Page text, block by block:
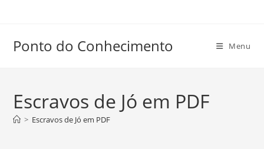
conteúdo
Ponto do Conhecimento Menu
Escravos de Jó em PDF
> Escravos de Jó em PDF